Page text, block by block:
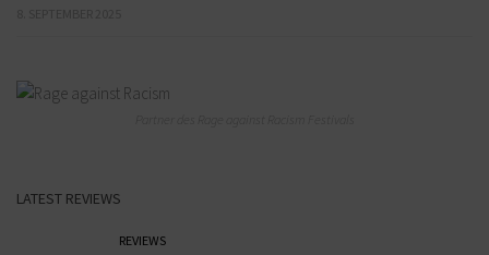
LATEST REVIEWS
REVIEWS